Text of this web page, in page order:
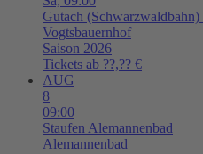
Gutach (Schwarzwaldbahn)
Vogtsbauernhof
Saison 2026
Tickets ab ??,?? €
AUG
8
09:00
Staufen Alemannenbad
Alemannenbad